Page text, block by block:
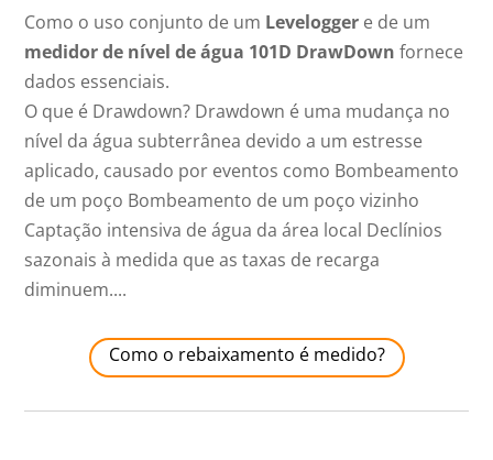
Como o uso conjunto de um Levelogger e de um
medidor de nível de água 101D DrawDown fornece
dados essenciais.
O que é Drawdown? Drawdown é uma mudança no
nível da água subterrânea devido a um estresse
aplicado, causado por eventos como Bombeamento
de um poço Bombeamento de um poço vizinho
Captação intensiva de água da área local Declínios
sazonais à medida que as taxas de recarga
diminuem....
Como o rebaixamento é medido?